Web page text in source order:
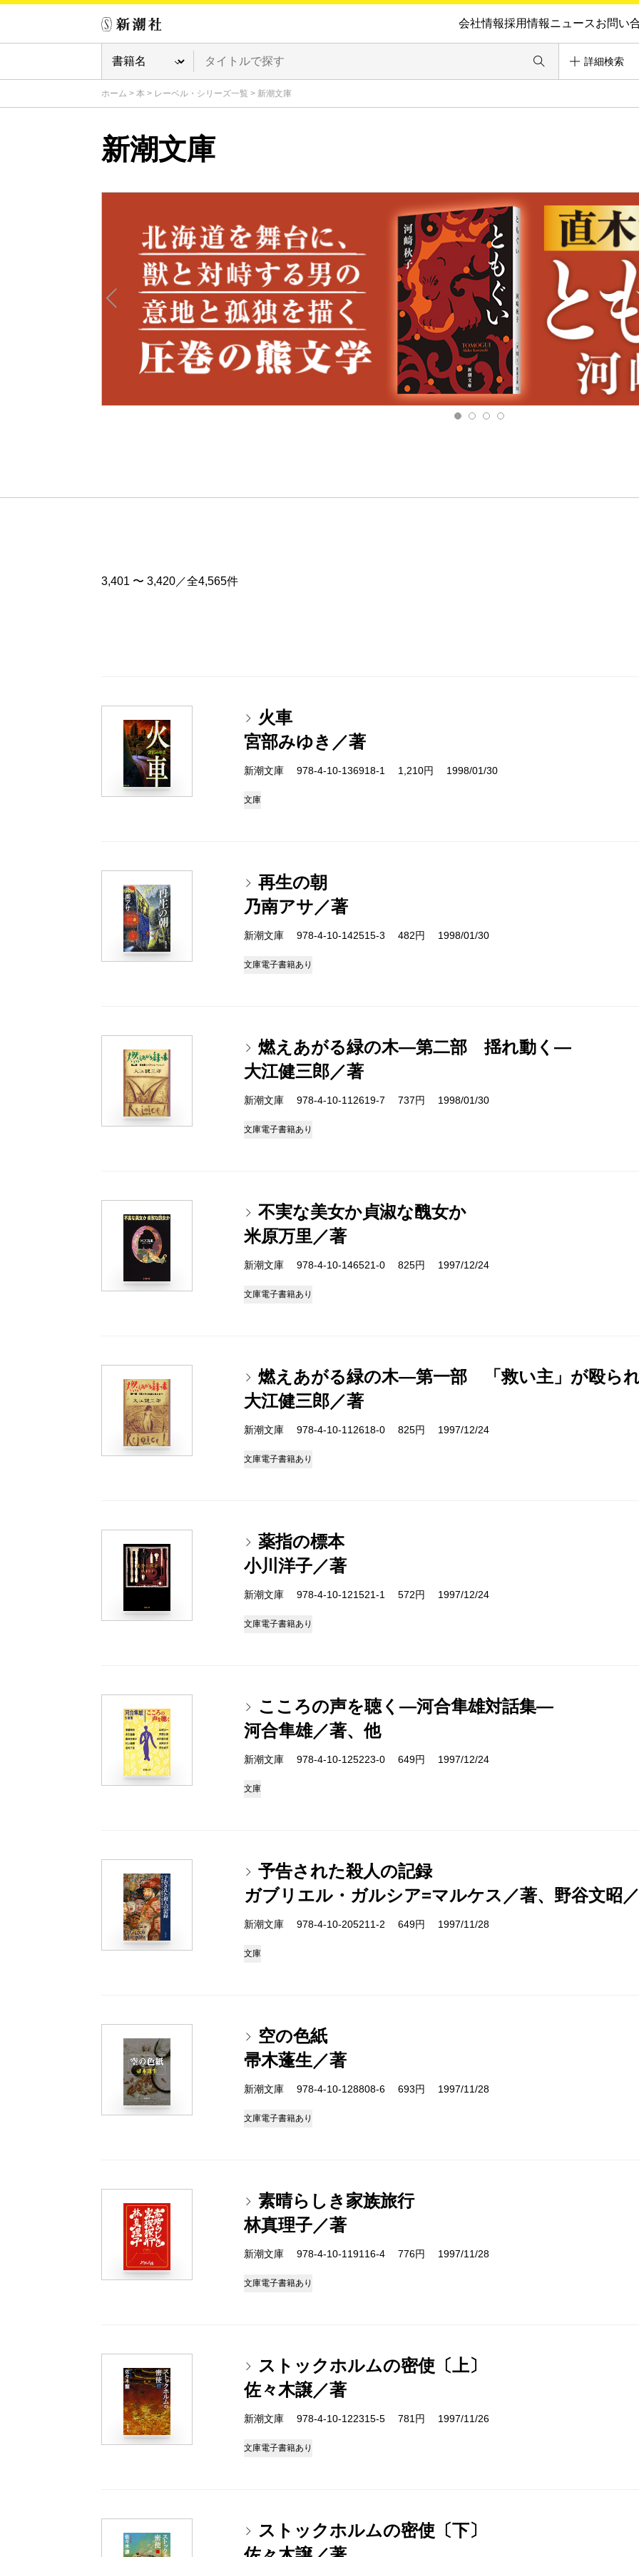
会社情報採用情報ニュースお問い
詳細検索
ホーム > 本 > レーベル・シリーズ一覧 > 新潮文庫
新潮文庫
3,401 〜 3,420／全4,565件
火車
宮部みゆき／著
新潮文庫 978-4-10-136918-1 1,210円 1998/01/30
文庫
再生の朝
乃南アサ／著
新潮文庫 978-4-10-142515-3 482円 1998/01/30
文庫電子書籍あり
燃えあがる緑の木―第二部 揺れ動く―
大江健三郎／著
新潮文庫 978-4-10-112619-7 737円 1998/01/30
文庫電子書籍あり
不実な美女か貞淑な醜女か
米原万里／著
新潮文庫 978-4-10-146521-0 825円 1997/12/24
文庫電子書籍あり
燃えあがる緑の木―第一部 「救い主」が殴ら
大江健三郎／著
新潮文庫 978-4-10-112618-0 825円 1997/12/24
文庫電子書籍あり
薬指の標本
小川洋子／著
新潮文庫 978-4-10-121521-1 572円 1997/12/24
文庫電子書籍あり
こころの声を聴く―河合隼雄対話集―
河合隼雄／著、他
新潮文庫 978-4-10-125223-0 649円 1997/12/24
文庫
予告された殺人の記録
ガブリエル・ガルシア=マルケス／著、野谷文昭
新潮文庫 978-4-10-205211-2 649円 1997/11/28
文庫
空の色紙
帚木蓬生／著
新潮文庫 978-4-10-128808-6 693円 1997/11/28
文庫電子書籍あり
素晴らしき家族旅行
林真理子／著
新潮文庫 978-4-10-119116-4 776円 1997/11/28
文庫電子書籍あり
ストックホルムの密使〔上〕
佐々木譲／著
新潮文庫 978-4-10-122315-5 781円 1997/11/26
文庫電子書籍あり
ストックホルムの密使〔下〕